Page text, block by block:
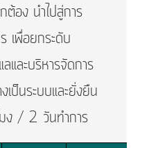
ต้อง นำไปสู่การ
เพื่อยกระดับ
และบริหารจัดการ
ป็นระบบและยั่งยืน
ง / 2 วันทำการ